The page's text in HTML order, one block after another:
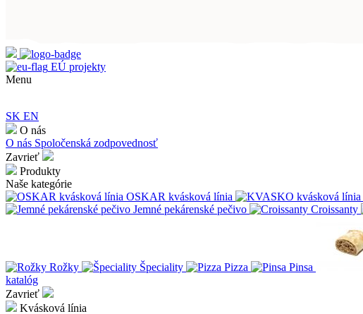
EÚ projekty
Menu
SK EN
O nás
O nás Spoločenská zodpovednosť
Zavrieť
Produkty
Naše kategórie
OSKAR kvásková línia
Jemné pekárenské pečivo
Croissanty
Rožky Špeciality Pizza Pinsa
katalóg
Zavrieť
Kvásková línia